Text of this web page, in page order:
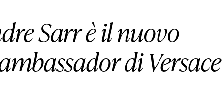
Sarr è il nuovo
di Versace